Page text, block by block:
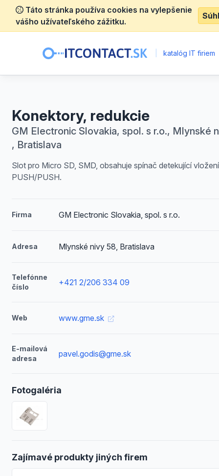
Táto stránka používa cookies na vylepšenie
vášho užívateľského zážitku.
katalóg IT firiem
Konektory, redukcie
GM Electronic Slovakia, spol. s r.o., Mlynské
, Bratislava
Slot pro Micro SD, SMD, obsahuje spínač detekující
PUSH/PUSH.
Firma GM Electronic Slovakia, spol. s r.o.
Adresa Mlynské nivy 58, Bratislava
Telefónne
číslo
+421 2/206 334 09
Web www.gme.sk
E-mailová
adresa
pavel.godis@gme.sk
Fotogaléria
Zajímavé produkty jiných firem